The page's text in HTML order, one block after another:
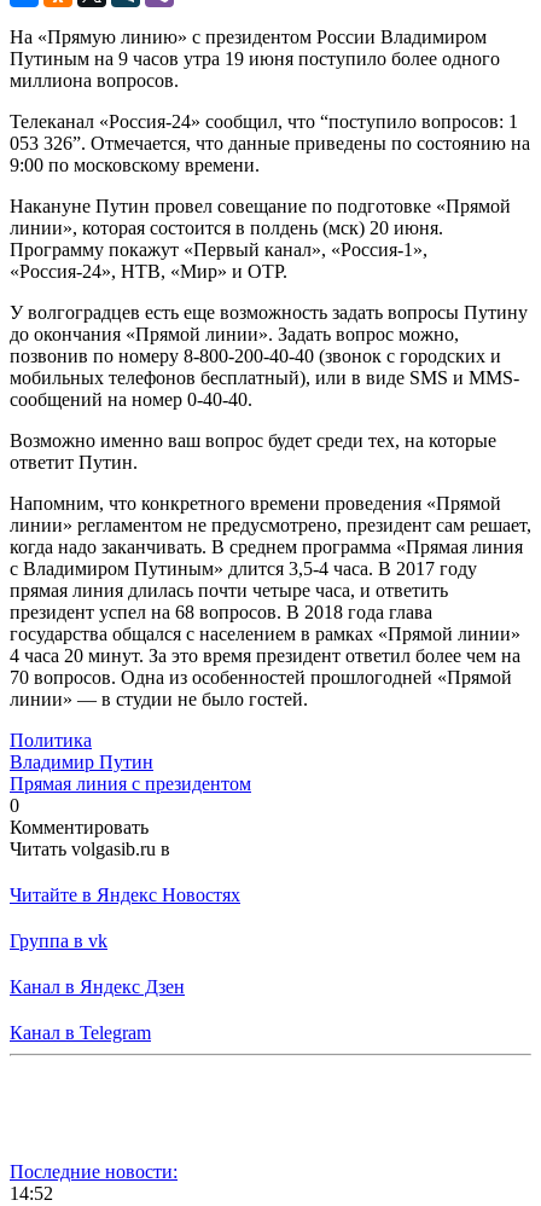
На «Прямую линию» с президентом России Владимиром
Путиным на 9 часов утра 19 июня поступило более одного
миллиона вопросов.
Телеканал «Россия-24» сообщил, что “поступило вопросов: 1
053 326”. Отмечается, что данные приведены по состоянию на
9:00 по московскому времени.
Накануне Путин провел совещание по подготовке «Прямой
линии», которая состоится в полдень (мск) 20 июня.
Программу покажут «Первый канал», «Россия-1»,
«Россия-24», НТВ, «Мир» и ОТР.
У волгоградцев есть еще возможность задать вопросы Путину
до окончания «Прямой линии». Задать вопрос можно,
позвонив по номеру 8-800-200-40-40 (звонок с городских и
мобильных телефонов бесплатный), или в виде SMS и MMS-
сообщений на номер 0-40-40.
Возможно именно ваш вопрос будет среди тех, на которые
ответит Путин.
Напомним, что конкретного времени проведения «Прямой
линии» регламентом не предусмотрено, президент сам решает,
когда надо заканчивать. В среднем программа «Прямая линия
с Владимиром Путиным» длится 3,5-4 часа. В 2017 году
прямая линия длилась почти четыре часа, и ответить
президент успел на 68 вопросов. В 2018 года глава
государства общался с населением в рамках «Прямой линии»
4 часа 20 минут. За это время президент ответил более чем на
70 вопросов. Одна из особенностей прошлогодней «Прямой
линии» — в студии не было гостей.
Политика
Владимир Путин
Прямая линия с президентом
0
Комментировать
Читать volgasib.ru в
Читайте в Яндекс Новостях
Группа в vk
Канал в Яндекс Дзен
Канал в Telegram
Последние новости:
14:52